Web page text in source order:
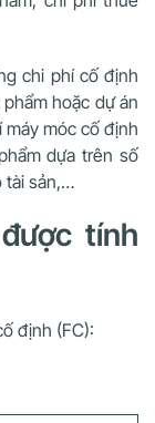
chi phí cố định
hoặc dự án
máy móc cố định
dựa trên số
tài sản,…
tính
định (FC):